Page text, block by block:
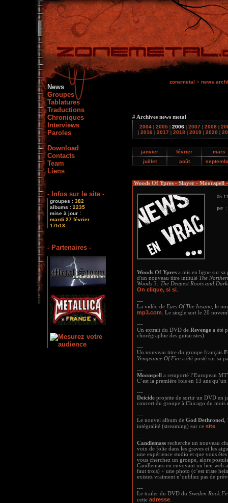
News
Groupes
Tablatures
Traductions
Chroniques
Interviews
Paroles
Download
Contacts
Team
Liens
- Infos sur le site -
groupes : 382
albums : 2235
mise à jour :
mardi 27 février
17h13 ...
- Partenaires -
zonemetal > news
# Archives news metal
2004 | 2005 | 2006 | 2007 | 2008 |
| 2016 | 2017 | 2018 | 2019 | 2020 |
janvier février
mars
juillet
août
Woods Of Ypres - Slayer - Moonspell
par
Woods Of Ypres a mis en ligne sur
d'un nouveau titre intitulé The
Woods 3: The Deepest Roots and
On clique, si si
---
La vidéo de Eyes Of The Insane , le
mp3.com . Le single sort le 20
---
Un extrait du DVD de Revenge a été
chorégraphie des guitaristes).
---
Un nouveau titre du groupe français
Vengeance Of Fire a été posté sur sa
---
Moonspell a remporté l’European
C’est la première fois en 13 ans
---
Deicide projette de sortir un DVD en
concert du groupe à Chicago du mois
---
Le nouvel album de God Dethroned
intégralité (streaming) sur ce site
---
Candlemass recherche un nouveau
voix de folie dans les graves et les
une expérience studio et que vous
vous cherchez un groupe, alors
Candlemass en envoyant un lien web
faut trois) + une photo (c’est triste
existez vraiment n’oubliez pas de
---
Le trailer du DVD du Sweden Rock
cette adresse